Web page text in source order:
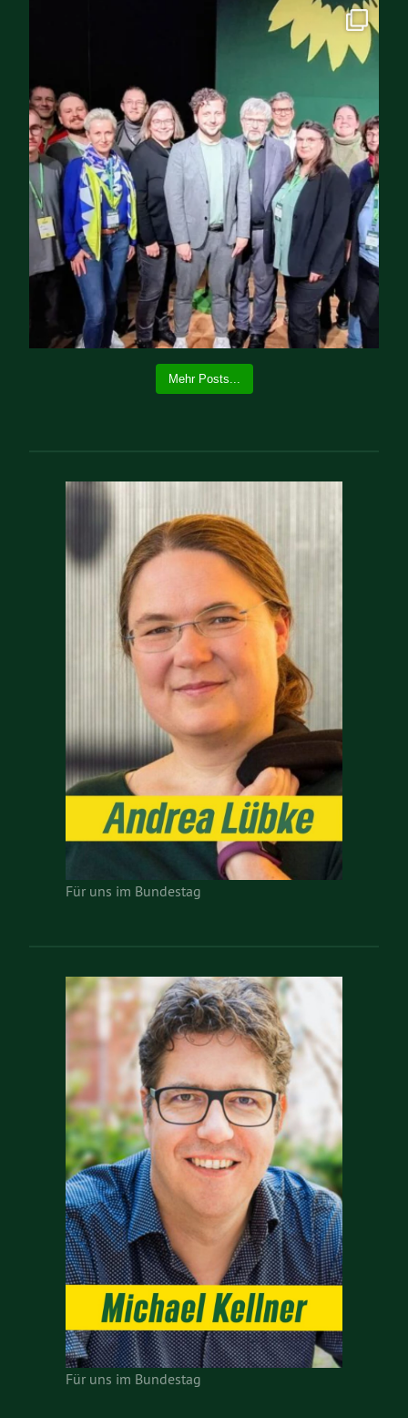
Mehr Posts...
Für uns im Bundestag
Für uns im Bundestag